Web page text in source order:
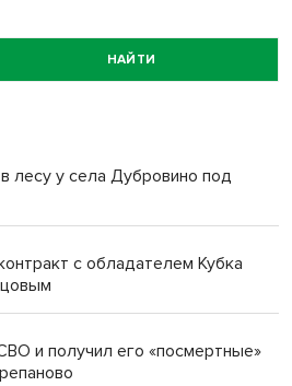
НАЙТИ
лесу у села Дубровино под
с обладателем Кубка
и получил его «посмертные»